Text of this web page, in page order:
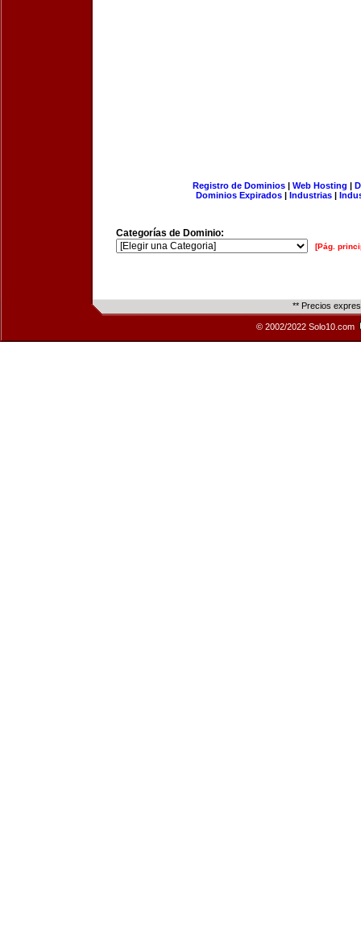
Registro de Dominios| Web Hosting |
Dominios Expirados | Industrias |
Categorías de Dominio:
[Pág.
** Precios
© 2002/2022 Solo10.com